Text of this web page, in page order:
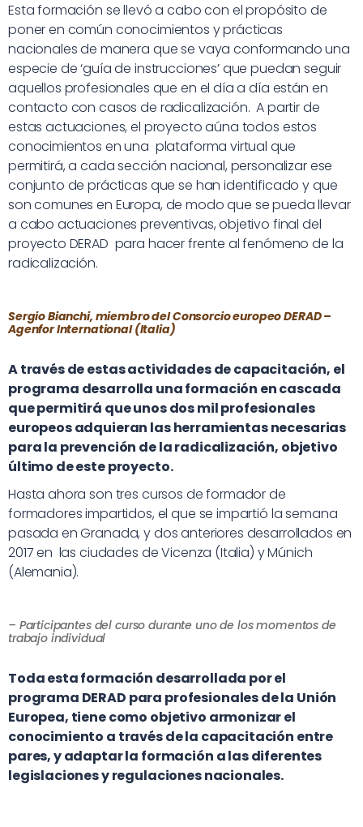
Esta formación se llevó a cabo con el propósito de
poner en común conocimientos y prácticas
nacionales de manera que se vaya conformando una
especie de ‘guía de instrucciones’ que puedan seguir
aquellos profesionales que en el día a día están en
contacto con casos de radicalización. A partir de
estas actuaciones, el proyecto aúna todos estos
conocimientos en una plataforma virtual que
permitirá, a cada sección nacional, personalizar ese
conjunto de prácticas que se han identificado y que
son comunes en Europa, de modo que se pueda llevar
a cabo actuaciones preventivas, objetivo final del
proyecto DERAD para hacer frente al fenómeno de la
radicalización.
Sergio Bianchi, miembro del Consorcio europeo DERAD –
Agenfor International (Italia)
A través de estas actividades de capacitación, el
programa desarrolla una formación en cascada
que permitirá que unos dos mil profesionales
europeos adquieran las herramientas necesarias
para la prevención de la radicalización, objetivo
último de este proyecto.
Hasta ahora son tres cursos de formador de
formadores impartidos, el que se impartió la semana
pasada en Granada, y dos anteriores desarrollados en
2017 en las ciudades de Vicenza (Italia) y Múnich
(Alemania).
– Participantes del curso durante uno de los momentos de
trabajo individual
Toda esta formación desarrollada por el
programa DERAD para profesionales de la Unión
Europea, tiene como objetivo armonizar el
conocimiento a través de la capacitación entre
pares, y adaptar la formación a las diferentes
legislaciones y regulaciones nacionales.